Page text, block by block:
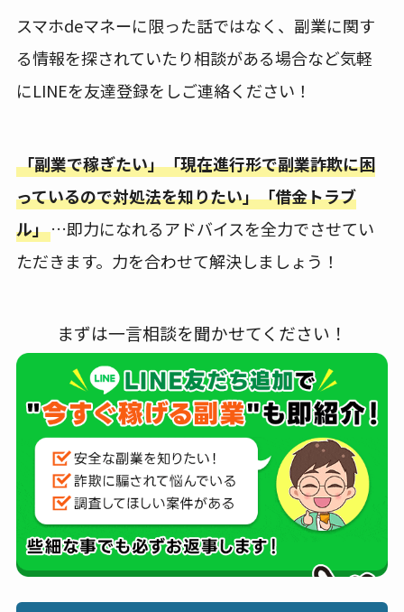
スマホdeマネーに限った話ではなく、副業に関す
る情報を探されていたり相談がある場合など気軽
にLINEを友達登録をしご連絡ください！
「副業で稼ぎたい」「現在進行形で副業詐欺に困
っているので対処法を知りたい」「借金トラブ
ル」…即力になれるアドバイスを全力でさせてい
ただきます。力を合わせて解決しましょう！
まずは一言相談を聞かせてください！